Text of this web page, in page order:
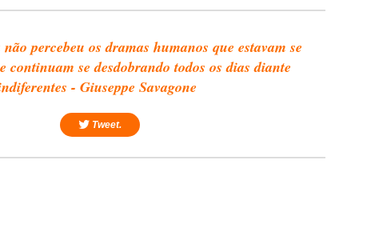
percebeu os dramas humanos que estavam se
continuam se desdobrando todos os dias diante
- Giuseppe Savagone
Tweet.